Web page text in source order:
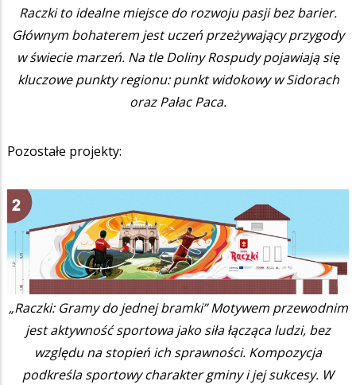
Raczki to idealne miejsce do rozwoju pasji bez barier.
Głównym bohaterem jest uczeń przeżywający przygody
w świecie marzeń. Na tle Doliny Rospudy pojawiają się
kluczowe punkty regionu: punkt widokowy w Sidorach
oraz Pałac Paca.
Pozostałe projekty:
„Raczki: Gramy do jednej bramki” Motywem przewodnim
jest aktywność sportowa jako siła łącząca ludzi, bez
względu na stopień ich sprawności. Kompozycja
podkreśla sportowy charakter gminy i jej sukcesy. W